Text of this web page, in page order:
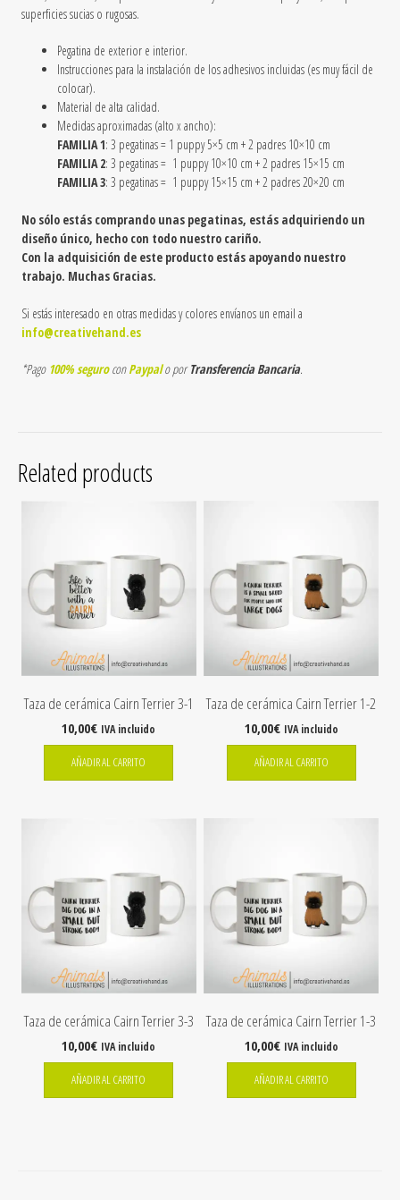
superficies sucias o rugosas.
Pegatina de exterior e interior.
Instrucciones para la instalación de los adhesivos incluidas (es muy fácil de
colocar).
Material de alta calidad.
Medidas aproximadas (alto x ancho):
FAMILIA 1: 3 pegatinas = 1 puppy 5×5 cm + 2 padres 10×10 cm
FAMILIA 2: 3 pegatinas = 1 puppy10×10 cm + 2 padres 15×15 cm
FAMILIA 3: 3 pegatinas = 1 puppy15×15 cm + 2 padres 20×20 cm
No sólo estás comprando unas pegatinas, estás adquiriendo un
diseño único, hecho con todo nuestro cariño.
Con la adquisición de este producto estás apoyando nuestro
trabajo. Muchas Gracias.
Si estás interesado en otras medidas y colores envíanos un email a
info@creativehand.es
*Pago 100% seguroconPaypalo porTransferencia Bancaria.
Related products
Taza de cerámica Cairn Terrier 3-1
10,00€ IVA incluido
AÑADIR AL CARRITO
Taza de cerámica Cairn Terrier 1-2
10,00€ IVA incluido
AÑADIR AL CARRITO
Taza de cerámica Cairn Terrier 3-3
10,00€ IVA incluido
AÑADIR AL CARRITO
Taza de cerámica Cairn Terrier 1-3
10,00€ IVA incluido
AÑADIR AL CARRITO